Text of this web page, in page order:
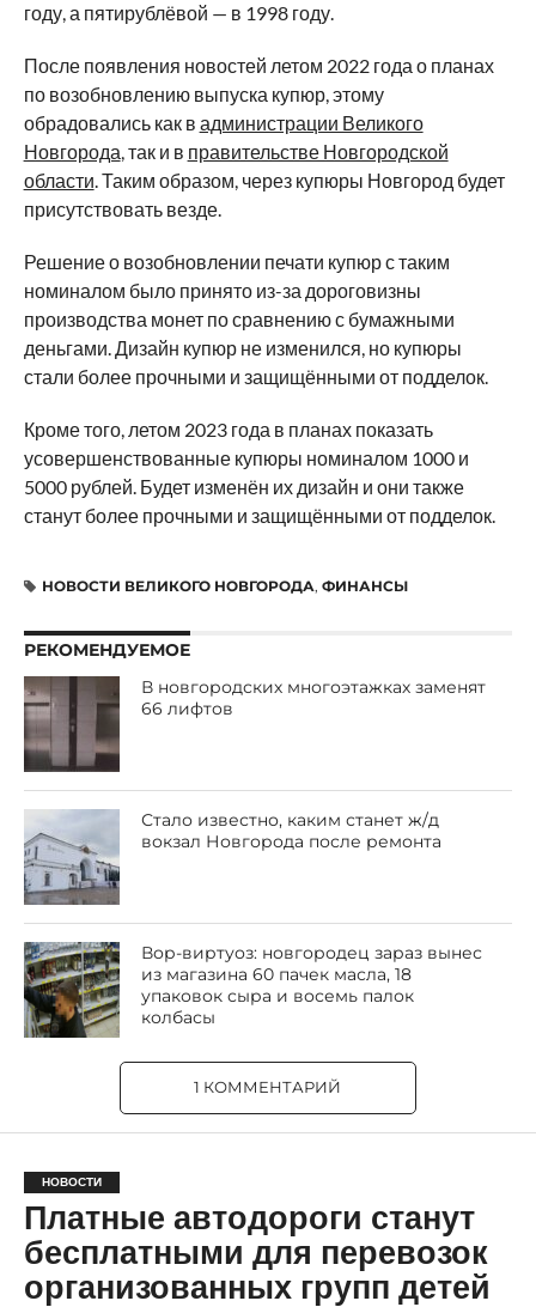
году, а пятирублёвой — в 1998 году.
После появления новостей летом 2022 года о планах
по возобновлению выпуска купюр, этому
обрадовались как в администрации Великого
Новгорода, так и в правительстве Новгородской
области. Таким образом, через купюры Новгород будет
присутствовать везде.
Решение о возобновлении печати купюр с таким
номиналом было принято из-за дороговизны
производства монет по сравнению с бумажными
деньгами. Дизайн купюр не изменился, но купюры
стали более прочными и защищёнными от подделок.
Кроме того, летом 2023 года в планах показать
усовершенствованные купюры номиналом 1000 и
5000 рублей. Будет изменён их дизайн и они также
станут более прочными и защищёнными от подделок.
НОВОСТИ ВЕЛИКОГО НОВГОРОДА, ФИНАНСЫ
РЕКОМЕНДУЕМОЕ
В новгородских многоэтажках заменят
66 лифтов
Стало известно, каким станет ж/д
вокзал Новгорода после ремонта
Вор-виртуоз: новгородец зараз вынес
из магазина 60 пачек масла, 18
упаковок сыра и восемь палок
колбасы
1 КОММЕНТАРИЙ
НОВОСТИ
Платные автодороги станут
бесплатными для перевозок
организованных групп детей